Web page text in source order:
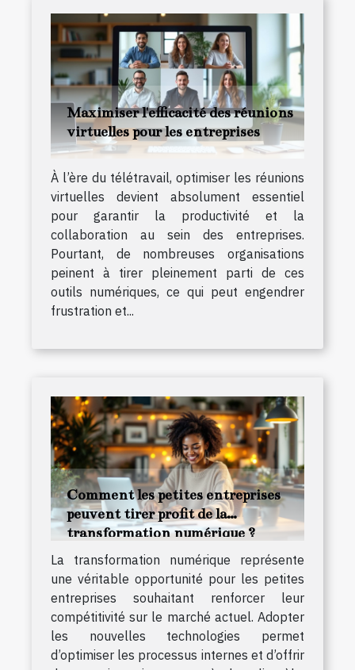
Maximiser l'efficacité des réunions
virtuelles pour les entreprises
À l’ère du télétravail, optimiser les réunions
virtuelles devient absolument essentiel
pour garantir la productivité et la
collaboration au sein des entreprises.
Pourtant, de nombreuses organisations
peinent à tirer pleinement parti de ces
outils numériques, ce qui peut engendrer
frustration et...
Comment les petites entreprises
peuvent tirer profit de la
transformation numérique ?
La transformation numérique représente
une véritable opportunité pour les petites
entreprises souhaitant renforcer leur
compétitivité sur le marché actuel. Adopter
les nouvelles technologies permet
d’optimiser les processus internes et d’offrir